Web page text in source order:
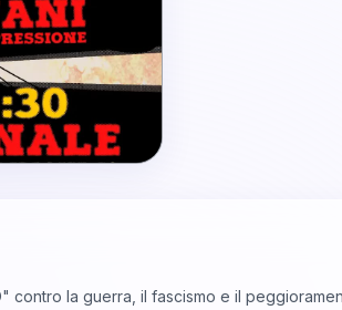
contro la guerra, il fascismo e il